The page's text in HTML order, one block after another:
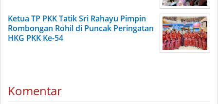
Ketua TP PKK Tatik Sri Rahayu Pimpin
Rombongan Rohil di Puncak Peringatan
HKG PKK Ke-54
Komentar